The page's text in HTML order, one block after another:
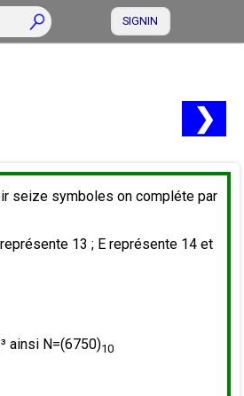
SIGNIN
❯
seize symboles on compléte par
13 ; E représente 14 et
ainsi N=(6750)10